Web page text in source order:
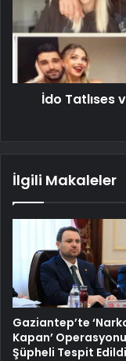
İdo Tatlıses
İlgili Makaleler
Gaziantep’te
Kapan’
Şüpheli Tespit Edildi